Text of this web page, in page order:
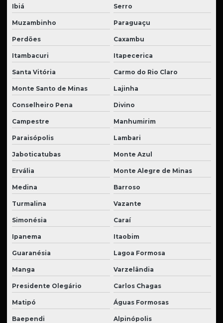
Ibiá Serro
Muzambinho Paraguaçu
Perdões Caxambu
Itambacuri Itapecerica
Santa Vitória Carmo do Rio Claro
Monte Santo de Minas Lajinha
Conselheiro Pena Divino
Campestre Manhumirim
Paraisópolis Lambari
Jaboticatubas Monte Azul
Ervália Monte Alegre de Minas
Medina Barroso
Turmalina Vazante
Simonésia Caraí
Ipanema Itaobim
Guaranésia Lagoa Formosa
Manga Varzelândia
Presidente Olegário Carlos Chagas
Matipó Águas Formosas
Baependi Alpinópolis